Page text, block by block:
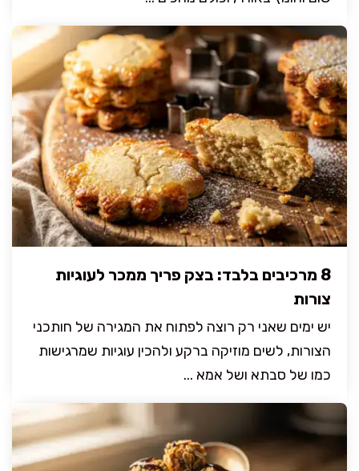
8 מרכיבים בלבד: בצק פריך ממכר לעוגיות
צורות
יש ימים שאני רק רוצה לפתוח את המגירה של חותכני
הצורות, לשים מוזיקה ברקע ולהכין עוגיות שמרגישות
כמו של סבתא ושל אמא ...